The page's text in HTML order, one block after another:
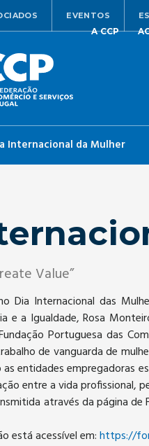
EVENTOS
A CCP
Internacional da Mulher
Value”
Dia Internacional das
e a Igualdade, Rosa
Portuguesa das
de vanguarda de
entidades empregadoras
entre a vida profissional,
através da página de
está acessível em:https://